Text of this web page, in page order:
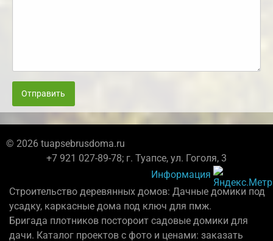
Отправить
© 2026 tuapsebrusdoma.ru
+7 921 027-89-78; г. Туапсе, ул. Гоголя, 3
Информация
Строительство деревянных домов: Дачные домики под
усадку, каркасные дома под ключ для пмж.
Бригада плотников постороит садовые домики для
дачи. Каталог проектов с фото и ценами: заказать